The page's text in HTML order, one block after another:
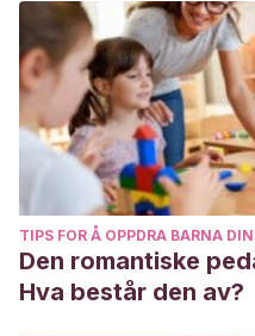
TIPS FOR Å OPPDRA BARNA
Den romantiske
Hva består den av?